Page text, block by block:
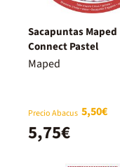
Sacapuntas Maped
Connect Pastel
Maped
Precio Abacus 5,50€
5,75€